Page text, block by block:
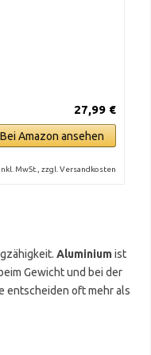
27,99 €
Bei Amazon ansehen
MwSt., zzgl. Versandkosten
Aluminiumist
Gewicht und bei der
entscheiden oft mehr als